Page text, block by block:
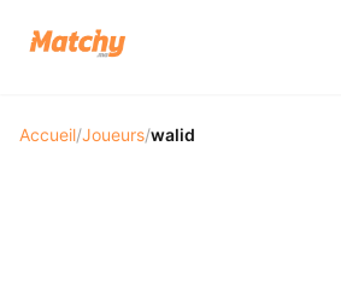
Accueil/Joueurs/walid